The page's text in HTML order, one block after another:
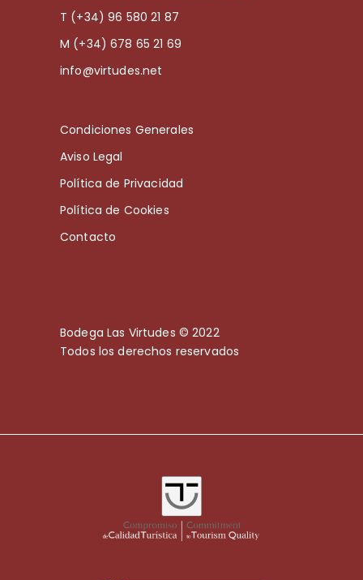
T (+34) 96 580 21 87
M (+34) 678 65 21 69
info@virtudes.net
Condiciones Generales
Aviso Legal
Política de Privacidad
Política de Cookies
Contacto
Bodega Las Virtudes © 2022
Todos los derechos reservados